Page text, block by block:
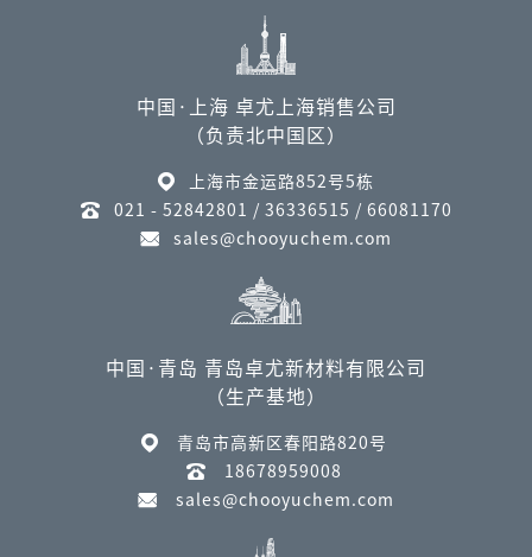
中国·上海 卓尤上海销售公司
（负责北中国区）
上海市金运路852号5栋
021 - 52842801 / 36336515 / 66081170
sales@chooyuchem.com
中国·青岛 青岛卓尤新材料有限公司
（生产基地）
青岛市高新区春阳路820号
18678959008
sales@chooyuchem.com